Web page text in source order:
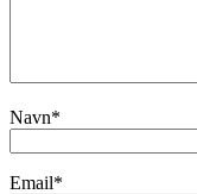
Navn*
Email*